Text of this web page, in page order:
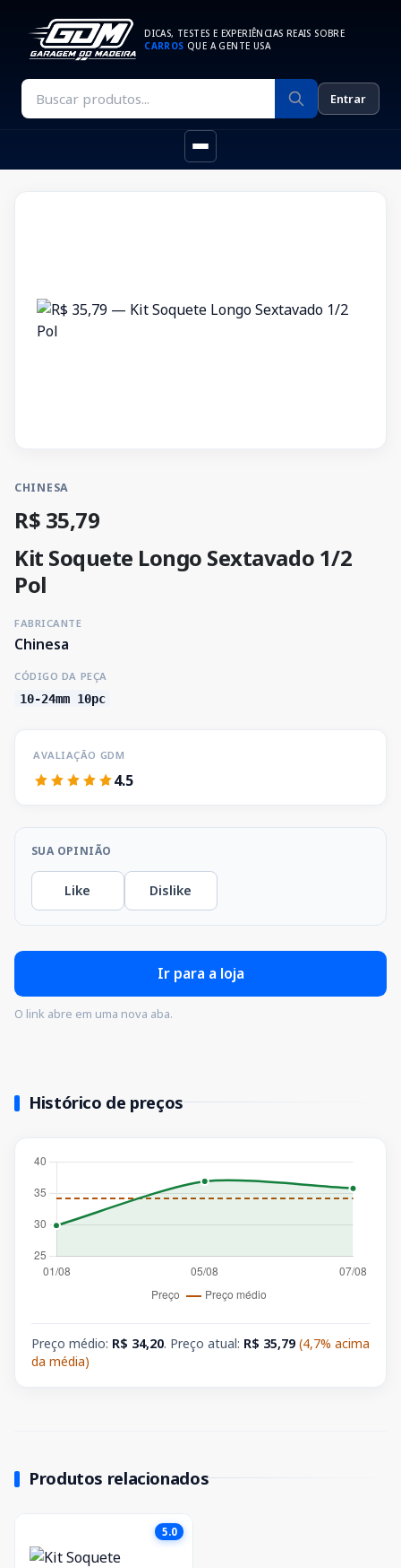
DICAS, TESTES E EXPERIÊNCIAS REAIS SOBRE
CARROS QUE A GENTE USA
Entrar
CHINESA
R$ 35,79
Kit Soquete Longo Sextavado 1/2
Pol
FABRICANTE
Chinesa
CÓDIGO DA PEÇA
10-24mm 10pc
AVALIAÇÃO GDM
4.5
SUA OPINIÃO
Like Dislike
Ir para a loja
O link abre em uma nova aba.
Histórico de preços
Preço médio: R$ 34,20. Preço atual: R$ 35,79 (4,7% acima
da média)
Produtos relacionados
5.0